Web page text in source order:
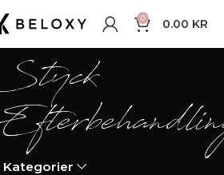
0 0.00 KR
Kategorier